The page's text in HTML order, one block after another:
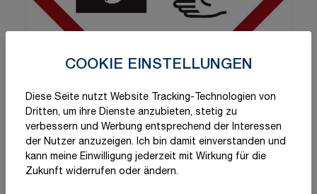
COOKIE EINSTELLUNGEN
Diese Seite nutzt Website Tracking-Technologien von
Dritten, um ihre Dienste anzubieten, stetig zu
verbessern und Werbung entsprechend der Interessen
der Nutzer anzuzeigen. Ich bin damit einverstanden und
kann meine Einwilligung jederzeit mit Wirkung für die
Zukunft widerrufen oder ändern.